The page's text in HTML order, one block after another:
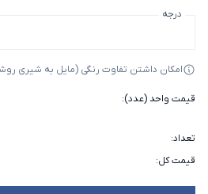
درجه
امکان داشتن تفاوت رنگی (مایل به شیری روشن) در
قیمت واحد (عدد):
تعداد:
قیمت کل: